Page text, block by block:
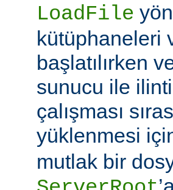
LoadFile
kütüphaneleri
başlatılırken
sunucu ile
çalışması
yüklenmesi
mutlak bir